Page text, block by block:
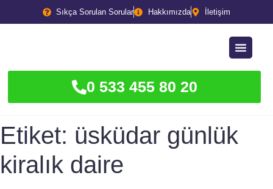
Sıkça Sorulan Sorular Hakkımızda İletişim
0 533 455 80 20
Etiket: üsküdar günlük
kiralık daire